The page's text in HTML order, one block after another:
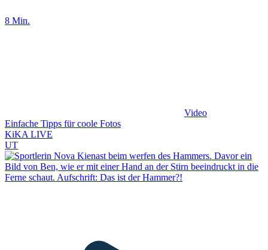
8 Min.
Video
Einfache Tipps für coole Fotos
KiKA LIVE
UT